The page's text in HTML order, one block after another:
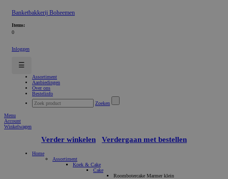
Banketbakkerij Boheemen
Items:
0
Inloggen
☰
Assortiment
Aanbiedingen
Over ons
Bestelinfo
Zoeken
Menu
Account
Winkelwagen
Verder winkelen Verdergaan met bestellen
Home
Assortiment
Koek & Cake
Cake
Roombotercake Marmer klein